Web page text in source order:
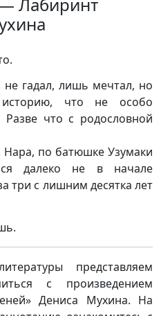
гадал, лишь мечтал, но
что не особо
что с родословной
по батюшке Узумаки
далеко не в начале
три с лишним десятка лет
представляем
с произведением
Дениса Мухина. На